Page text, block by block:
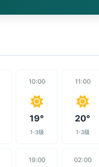
10:00
19°
1-3级
11:00
20°
1-3级
19:00 02:00